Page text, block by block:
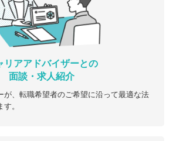
リアアドバイザーとの
面談・求人紹介
が、転職希望者のご希望に沿って最適な法
。